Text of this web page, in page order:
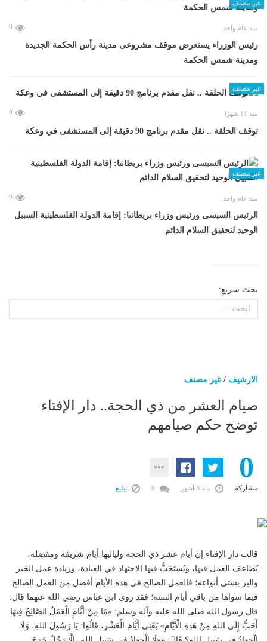
غير مصنف
منذ عام واحد 0
رئيس الوزراء يستعرض موقف مشروعى مدينة رأس الحكمة الجديدة
ومدينة شمس الحكمة
غير مصنف
منذ 11 شهرًا 0
توقف الحلقة .. نقل مقدم برنامج 90 دقيقة إلى المستشفى في وعكة
غير مصنف
منذ عام واحد 0
الرئيس السيسى ورئيس وزراء بريطانىا: إقامة الدولة الفلسطينية السبيل
الوحيد لتحقيق السلام الدائم
بحث سريع:
الارشيف /غير مصنف
صيام العشر من ذي الحجة.. دار الإفتاء
توضح حكم صيامهم
0
مشاركة منذ 3 أشهر تبليغ
قالت دار الإفتاء إن أيام عشر ذي الحجة ولياليها أيام شريفة ومفضلة،
يُضَاعف العمل فيها، ويُستَحَبُّ فيها الاجتهاد في العبادة، وزيادة عمل الخير
والبر بشتى أنواعه؛ فالعمل الصالح في هذه الأيام أفضل من العمل الصالح
فيما سواها من باقي أيام السنة؛ فقد روى ابن عباس رضي الله عنهما قال:
قال رسول الله صلى الله عليه وآله وسلم: «مَا مِنْ أَيَّامٍ الْعَمَلُ الصَّالِحُ فِيهَا
أَحَبُّ إِلَى اللهِ مِنْ هَذِهِ الْأَيَّامِ» يَعْنِي أَيَّامَ الْعَشْرِ، قَالُوا: يَا رَسُولَ اللهِ، وَلَا